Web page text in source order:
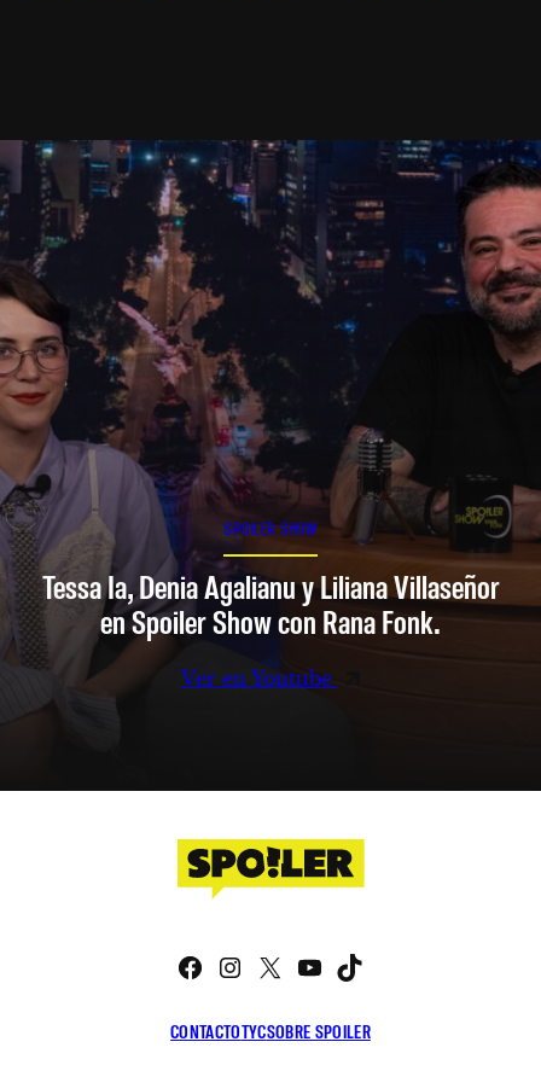
SPOILER SHOW
Tessa Ia, Denia Agalianu y Liliana Villaseñor
en Spoiler Show con Rana Fonk.
Ver en Youtube
CONTACTOTYCSOBRE SPOILER
Facebook
Instagram
X YouTube